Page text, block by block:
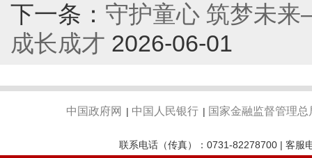
下一条： 守护童心 筑梦未
成长成才 2026-06-01
中国政府网 | 中国人民银行 | 国家金融监督管理总
联系电话（传真）：0731-82278700 | 客服